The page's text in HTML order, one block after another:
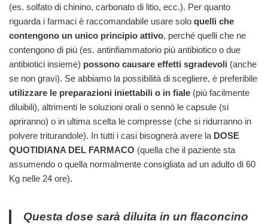
(es. solfato di chinino, carbonato di litio, ecc.). Per quanto
riguarda i farmaci è raccomandabile usare solo quelli che
contengono un unico principio attivo, perché quelli che ne
contengono di più (es. antinfiammatorio più antibiotico o due
antibiotici insieme) possono causare effetti sgradevoli (anche
se non gravi). Se abbiamo la possibilità di scegliere, è preferibile
utilizzare le preparazioni iniettabili o in fiale (più facilmente
diluibili), altrimenti le soluzioni orali o sennò le capsule (si
apriranno) o in ultima scelta le compresse (che si ridurranno in
polvere triturandole). In tutti i casi bisognerà avere la DOSE
QUOTIDIANA DEL FARMACO (quella che il paziente sta
assumendo o quella normalmente consigliata ad un adulto di 60
Kg nelle 24 ore).
Questa dose sarà diluita in un flaconcino